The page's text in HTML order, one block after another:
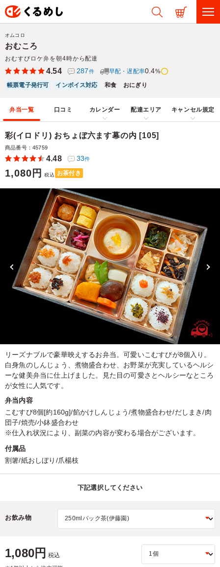
おむころ
おむすびロケ弁を朝4時から配達
オムコロ
4.54 287件 早配・遅配率0.4%
帳票電子発行可
インボイス対応 和食 おにぎり
弁当一覧 口コミ カレンダー 配達エリア キャンセル規定
彩(イロドリ) おちょぼ六ます幕の内 [105]
商品番号：45759
4.48 33件
1,080円 税込 お茶付き
リーズナブルで豪華映えするお弁当。可愛いこむすびが8個入り。
白身魚のしんじょう、煮物盛合わせ、お野菜が充実しているヘルシ
ーな健美弁当に仕上げました。見た目の可愛さとヘルシーなところ
が女性に人気です。
弁当内容
こむすび8個[約160g]/餡かけしんじょう/煮物盛合わせ/だしまき/肉
団子/焼売/小鉢盛合わせ
※仕入れ状況により、副菜の内容が変わる場合がございます。
付属品
割箸/紙おしぼり/爪楊枝
下記選択してください
お飲み物
1,080円 税込